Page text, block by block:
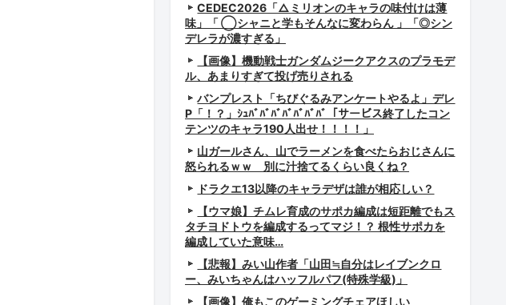
CEDEC2026「△ミリオンのキャラの味付けは薄
味」「 ◯シャニと学もそんなに変わらん 」「◎シン
デレラが濃すぎる」
【画像】機動戦士ガンダムジークアクスのプラモデ
ル、あまりすぎて投げ売りされる
バンプレスト「ちびぐるみアンケートやるよ」デレ
P「！？」ｼｭﾊﾞﾊﾞﾊﾞﾊﾞﾊﾞﾊﾞﾊﾞ「サービス終了したコン
テンツのキャラ190人出せ！！！！」
山ガールさん、山でラーメンを食べたらおじさんに
怒られるｗｗ 別に汁捨てるくらい良くね？
ドラクエ13以降のキャラデザは誰が相応しい？
【ウマ娘】チムレ育成のサポカ編成は短距離でもス
タチヨドトウを編成するってマジ！？ 根性サポカを
編成していた意味…
【悲報】みい山作者「山田≒自分はレイブンクロ
ー、みいちゃんはハッフルパフ(特殊学級)」
【画像】俺もこのゲーミングチェアほしい